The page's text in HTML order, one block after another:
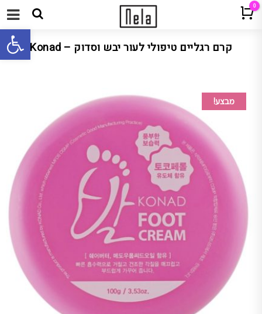
0
מבצע!
קרם רגליים טיפולי לעור יבש וסדוק – Konad